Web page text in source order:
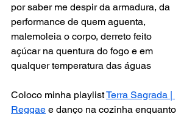
por saber me despir da armadura, da
performance de quem aguenta,
malemoleia o corpo, derreto feito
açúcar na quentura do fogo e em
qualquer temperatura das águas
Coloco minha playlist Terra Sagrada |
Reggae e danço na cozinha enquanto